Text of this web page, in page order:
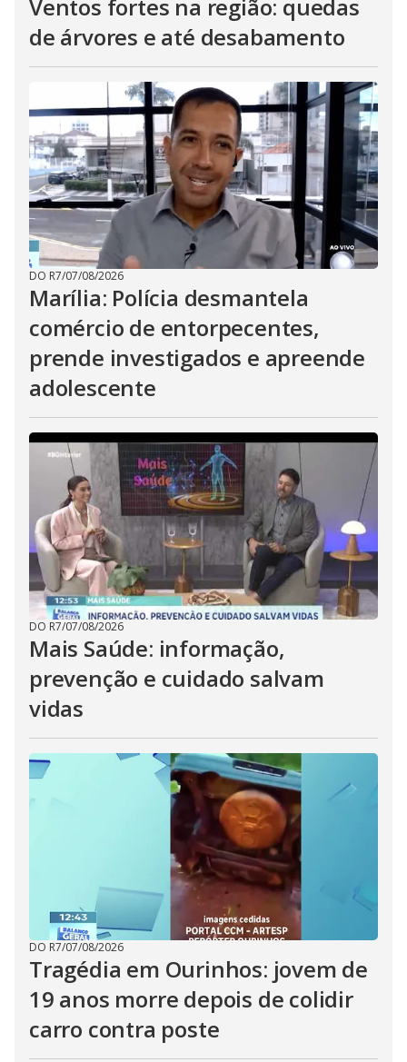
Ventos fortes na região: quedas
de árvores e até desabamento
DO R7/07/08/2026
Marília: Polícia desmantela
comércio de entorpecentes,
prende investigados e apreende
adolescente
DO R7/07/08/2026
Mais Saúde: informação,
prevenção e cuidado salvam
vidas
DO R7/07/08/2026
Tragédia em Ourinhos: jovem de
19 anos morre depois de colidir
carro contra poste